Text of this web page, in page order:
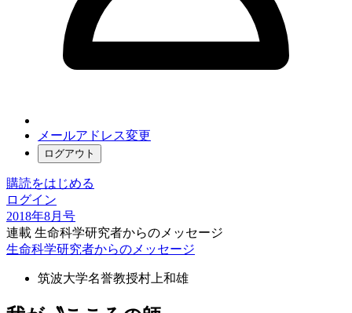
メールアドレス変更
ログアウト
購読をはじめる
ログイン
2018年8月号
連載 生命科学研究者からのメッセージ
生命科学研究者からのメッセージ
筑波大学名誉教授村上和雄